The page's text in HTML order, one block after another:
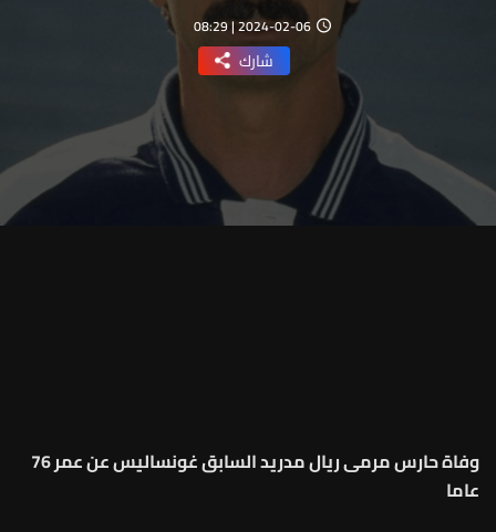
2024-02-06 | 08:29
شارك
وفاة حارس مرمى ريال مدريد السابق غونساليس عن عمر 76
عاما